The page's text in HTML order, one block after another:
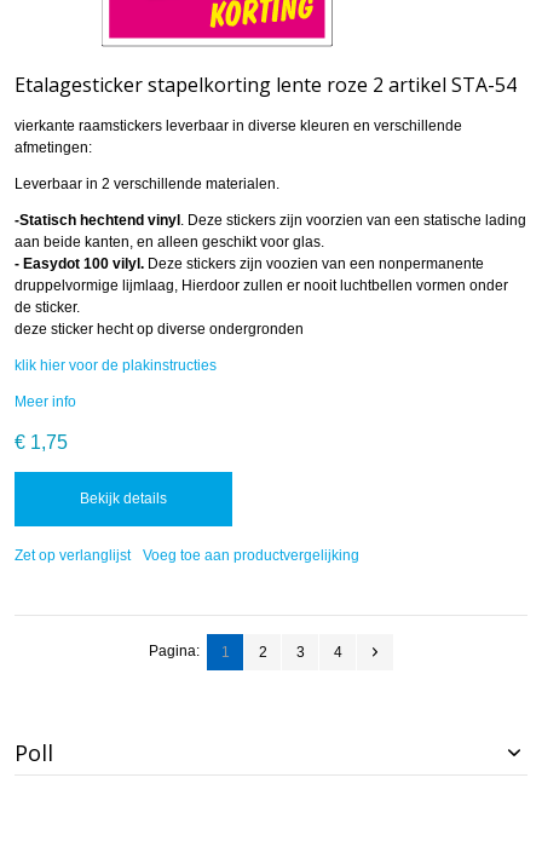
Etalagesticker stapelkorting lente roze 2 artikel STA-54
vierkante raamstickers leverbaar in diverse kleuren en verschillende
afmetingen:
Leverbaar in 2 verschillende materialen.
-Statisch hechtend vinyl . Deze stickers zijn voorzien van een statische lading
aan beide kanten, en alleen geschikt voor glas.
- Easydot 100 vilyl. Deze stickers zijn voozien van een nonpermanente
druppelvormige lijmlaag, Hierdoor zullen er nooit luchtbellen vormen onder
de sticker.
deze sticker hecht op diverse ondergronden
klik hier voor de plakinstructies
Meer info
€ 1,75
Bekijk details
Zet op verlanglijst Voeg toe aan productvergelijking
Pagina: 1 2 3 4
Poll